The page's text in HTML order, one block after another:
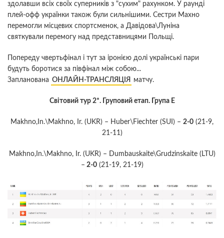
здолавши всіх своїх суперників з "сухим" рахунком. У раунді
плей-офф українки також були сильнішими. Сестри Махно
перемогли місцевих спортсменок, а Давідова\Луніна
святкували перемогу над представницями Польщі.
Попереду чвертьфінал і тут за іронією долі українські пари
будуть боротися за півфінал між собою...
Запланована ОНЛАЙН-ТРАНСЛЯЦІЯ матчу.
Світовий тур 2*. Груповий етап. Група E
Makhno,In.\Makhno, Ir. (UKR) – Huber\Fiechter (SUI) – 2-0 (21-9,
21-11)
Makhno,In.\Makhno, Ir. (UKR) – Dumbauskaite\Grudzinskaite (LTU)
– 2-0(21-19, 21-19)